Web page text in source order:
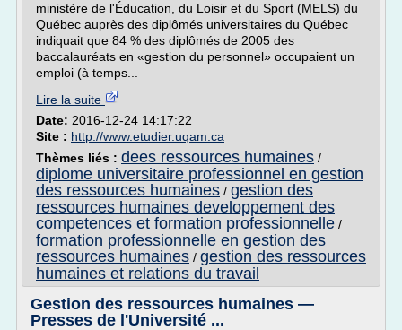
ministère de l'Éducation, du Loisir et du Sport (MELS) du
Québec auprès des diplômés universitaires du Québec
indiquait que 84 % des diplômés de 2005 des
baccalauréats en «gestion du personnel» occupaient un
emploi (à temps...
Lire la suite
Date: 2016-12-24 14:17:22
Site : http://www.etudier.uqam.ca
Thèmes liés : dees ressources humaines /
diplome universitaire professionnel en gestion
des ressources humaines / gestion des
ressources humaines developpement des
competences et formation professionnelle /
formation professionnelle en gestion des
ressources humaines / gestion des ressources
humaines et relations du travail
Gestion des ressources humaines —
Presses de l'Université ...